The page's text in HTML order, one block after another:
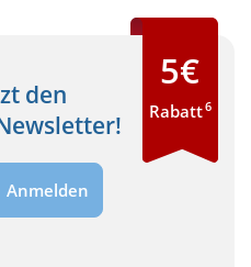
den
Anmelden
5€
Rabatt6